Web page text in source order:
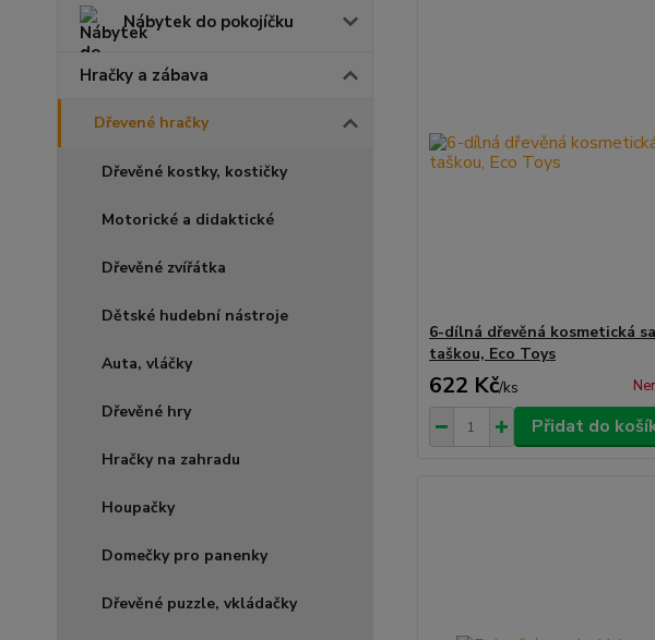
Nábytek do pokojíčku
Hračky a zábava
Dřevené hračky
Dřevěné kostky, kostičky
Motorické a didaktické
Dřevěné zvířátka
Dětské hudební nástroje
Auta, vláčky
Dřevěné hry
Hračky na zahradu
Houpačky
Domečky pro panenky
Dřevěné puzzle, vkládačky
6-dílná dřevěná kosmetická
taškou, Eco Toys
622 Kč/ks
Přidat do